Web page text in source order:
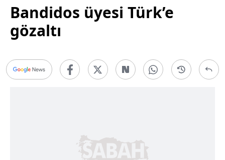
Bandidos üyesi Türk’e
gözaltı